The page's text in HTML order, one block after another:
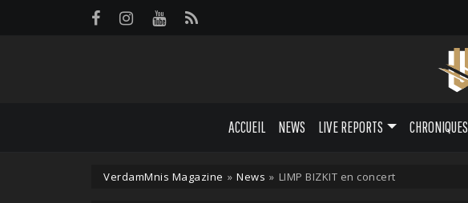
ACCUEIL NEWS LIVE REPORTS CHRONIQUES
VerdamMnis Magazine » News » LIMP BIZKIT en concert
Panneau de gestion des cookies